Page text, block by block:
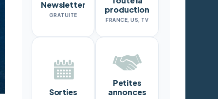
Newsletter
GRATUITE
production
FRANCE, US, TV
Sorties
Petites
annonces